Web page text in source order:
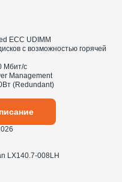
ECC UDIMM
с возможностью горячей
Мбит/с
Management
(Redundant)
LX140.7-008LH